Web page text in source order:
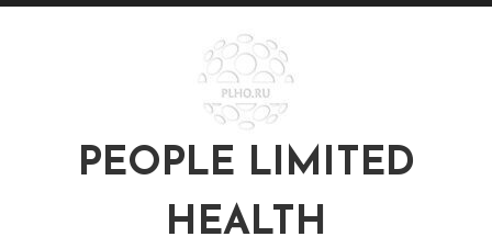
Перейти
PEOPLE LIMITED
HEALTH